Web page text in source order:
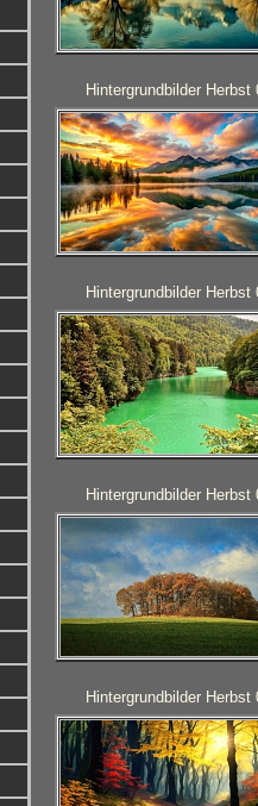
Hintergrundbilder Herbst
Hintergrundbilder Herbst
Hintergrundbilder Herbst
Hintergrundbilder Herbst